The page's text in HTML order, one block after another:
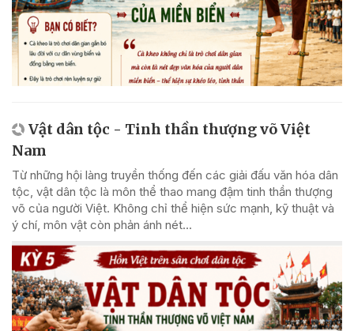
Vật dân tộc - Tinh thần thượng võ Việt
Nam
Từ những hội làng truyền thống đến các giải đấu văn hóa dân
tộc, vật dân tộc là môn thể thao mang đậm tinh thần thượng
võ của người Việt. Không chỉ thể hiện sức mạnh, kỹ thuật và
ý chí, môn vật còn phản ánh nét...